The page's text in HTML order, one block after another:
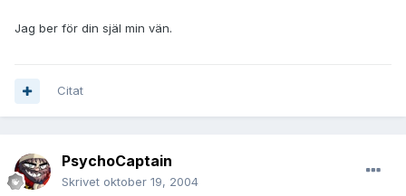
Jag ber för din själ min vän.
Citat
PsychoCaptain
Skrivet oktober 19, 2004